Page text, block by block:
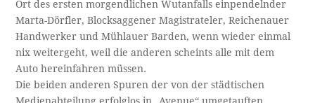
Ort des ersten morgendlichen Wutanfalls einpendelnder
Marta-Dörfler, Blocksaggener Magistrateler, Reichenauer
Handwerker und Mühlauer Barden, wenn wieder einmal
nix weitergeht, weil die anderen scheints alle mit dem
Auto hereinfahren müssen.
Die beiden anderen Spuren der von der städtischen
Medienabteilung erfolglos in „Avenue“ umgetauften